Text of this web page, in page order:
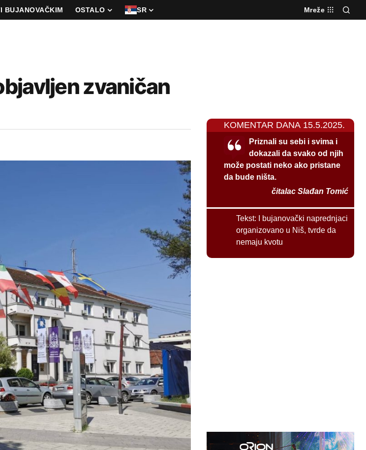
BUJANOVAČKIM OSTALO SR Mreže
zvaničan
KOMENTAR DANA 15.5.2025.
Priznali su sebi i svima i
dokazali da svako od njih
može postati neko ako pristane
da bude ništa.
čitalac Slađan Tomić
Tekst:
I bujanovački naprednjaci
organizovano u Niš, tvrde da
nemaju kvotu